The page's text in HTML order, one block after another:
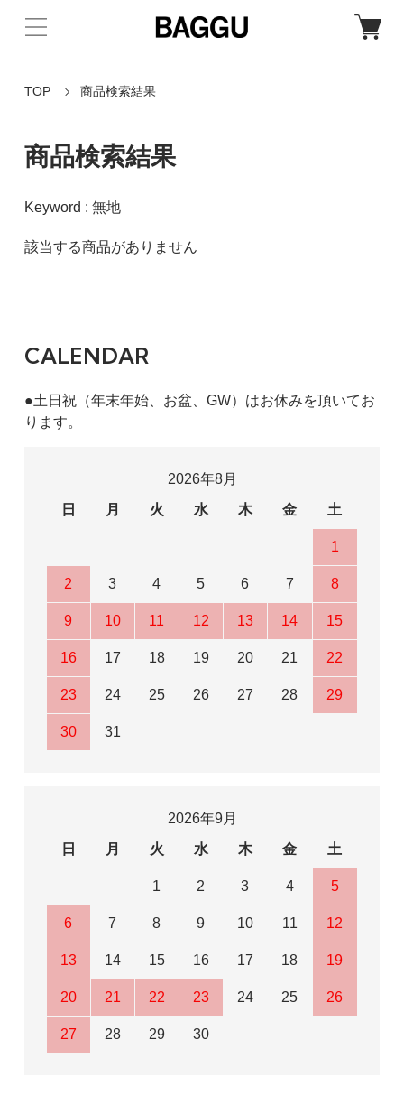
TOP 商品検索結果
商品検索結果
Keyword : 無地
該当する商品がありません
CALENDAR
●土日祝（年末年始、お盆、GW）はお休みを頂いてお
ります。
2026年8月
日
月 火 水 木 金 土
1
2 3 4 5 6 7 8
9 10 11 12 13 14 15
16 17 18 19 20 21 22
23 24 25 26 27 28 29
30 31
2026年9月
日
月 火 水 木 金 土
1 2 3 4 5
6 7 8 9 10 11 12
13 14 15 16 17 18 19
20 21 22 23 24 25 26
27 28 29 30